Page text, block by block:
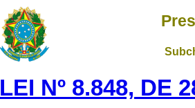
LEI Nº 8.848, DE